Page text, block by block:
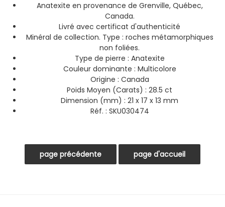
Anatexite en provenance de Grenville, Québec,
Canada.
Livré avec certificat d'authenticité
Minéral de collection. Type : roches métamorphiques
non foliées.
Type de pierre : Anatexite
Couleur dominante : Multicolore
Origine : Canada
Poids Moyen (Carats) : 28.5 ct
Dimension (mm) : 21 x 17 x 13 mm
Réf. : SKU030474